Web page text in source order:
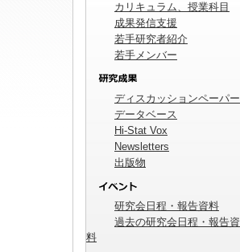
カリキュラム、授業科目
成果発信支援
若手研究者紹介
若手メンバー
ディスカッションペーパー
データベース
Hi-Stat Vox
Newsletters
出版物
研究会日程・報告資料
過去の研究会日程・報告資
料